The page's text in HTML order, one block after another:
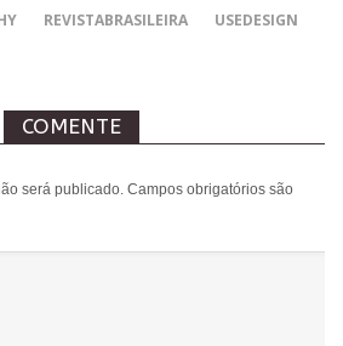
REVISTABRASILEIRA USEDESIGN
COMENTE
será publicado. Campos obrigatórios são